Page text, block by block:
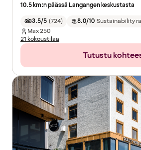
10.5 km:n päässä Langangen keskustasta
3.5/5 (724) 8.0/10 Sustainability
Max250
21 kokoustilaa
Tutustu